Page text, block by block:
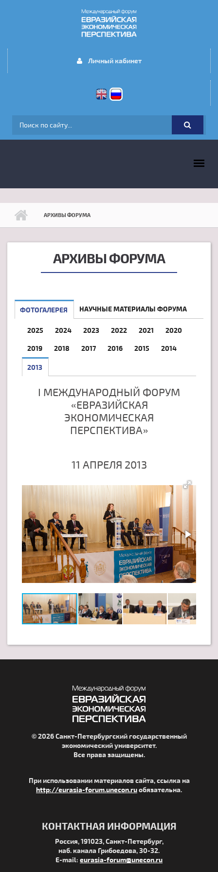
Личный кабинет
ФОРМА ПОИСКА
АРХИВЫ ФОРУМА
АРХИВЫ ФОРУМА
ФОТОГАЛЕРЕЯ НАУЧНЫЕ МАТЕРИАЛЫ ФОРУМА
2025 2024 2023 2022 2021 2020
2019 2018 2017 2016 2015 2014
2013
I МЕЖДУНАРОДНЫЙ ФОРУМ
«ЕВРАЗИЙСКАЯ
ЭКОНОМИЧЕСКАЯ
ПЕРСПЕКТИВА»
11 АПРЕЛЯ 2013
© 2026 Санкт-Петербургский государственный
экономический университет.
Все права защищены.
При использовании материалов сайта, ссылка на
http://eurasia-forum.unecon.ruобязательна.
КОНТАКТНАЯ ИНФОРМАЦИЯ
Россия, 191023, Санкт-Петербург,
наб. канала Грибоедова, 30-32.
E-mail: eurasia-forum@unecon.ru